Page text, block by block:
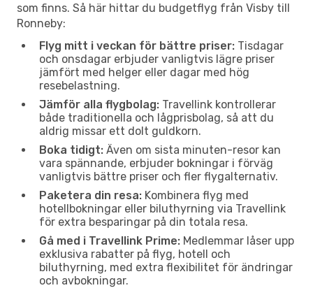
som finns. Så här hittar du budgetflyg från Visby till
Ronneby:
Flyg mitt i veckan för bättre priser: Tisdagar
och onsdagar erbjuder vanligtvis lägre priser
jämfört med helger eller dagar med hög
resebelastning.
Jämför alla flygbolag: Travellink kontrollerar
både traditionella och lågprisbolag, så att du
aldrig missar ett dolt guldkorn.
Boka tidigt: Även om sista minuten-resor kan
vara spännande, erbjuder bokningar i förväg
vanligtvis bättre priser och fler flygalternativ.
Paketera din resa: Kombinera flyg med
hotellbokningar eller biluthyrning via Travellink
för extra besparingar på din totala resa.
Gå med i Travellink Prime: Medlemmar låser upp
exklusiva rabatter på flyg, hotell och
biluthyrning, med extra flexibilitet för ändringar
och avbokningar.